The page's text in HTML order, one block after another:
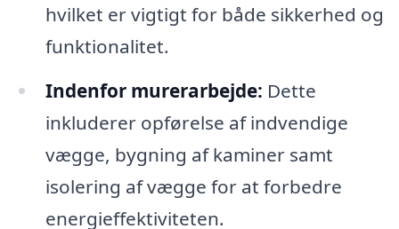
hvilket er vigtigt for både sikkerhed og
funktionalitet.
Indenfor murerarbejde: Dette
inkluderer opførelse af indvendige
vægge, bygning af kaminer samt
isolering af vægge for at forbedre
energieffektiviteten.